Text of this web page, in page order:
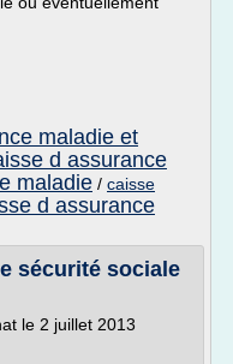
maladie et
d assurance
maladie / caisse
d assurance
sécurité sociale
le 2 juillet 2013